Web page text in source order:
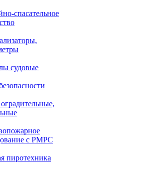
спасательное
судовые
с РМРС
пиротехника